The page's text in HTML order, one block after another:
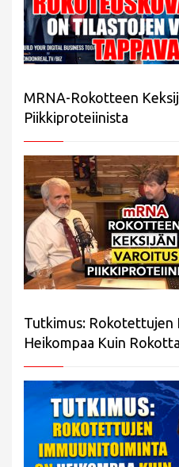
MRNA-Rokotteen
Piikkiproteiinista
Tutkimus: Rokotettujen
Heikompaa Kuin